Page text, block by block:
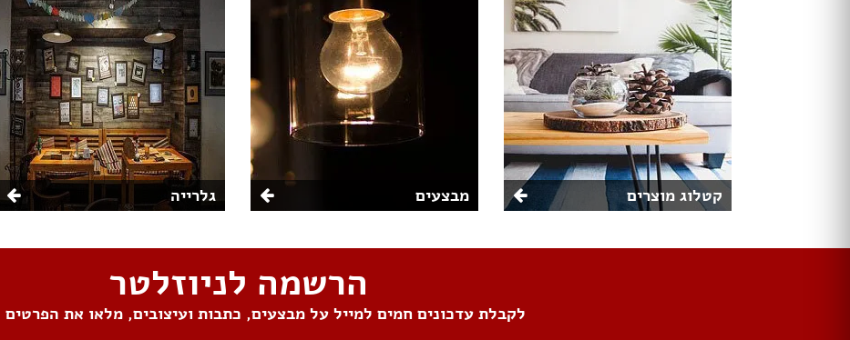
קטלוג מוצרים מבצעים גלרייה
הרשמה לניוזלטר
לקבלת עדכונים חמים למייל על מבצעים, כתבות ועיצובים, מלאו את